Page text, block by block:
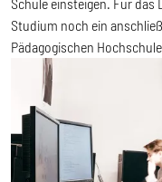
Studium noch ein
Pädagogischen